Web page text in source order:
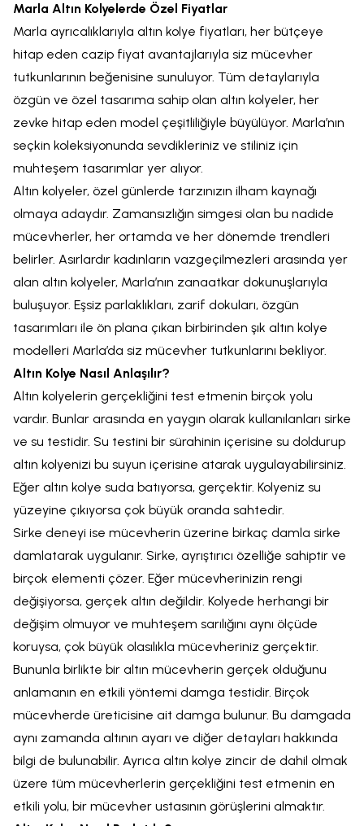
Marla Altın Kolyelerde Özel Fiyatlar
Marla ayrıcalıklarıyla altın kolye fiyatları, her bütçeye
hitap eden cazip fiyat avantajlarıyla siz mücevher
tutkunlarının beğenisine sunuluyor. Tüm detaylarıyla
özgün ve özel tasarıma sahip olan altın kolyeler, her
zevke hitap eden model çeşitliliğiyle büyülüyor. Marla’nın
seçkin koleksiyonunda sevdikleriniz ve stiliniz için
muhteşem tasarımlar yer alıyor.
Altın kolyeler, özel günlerde tarzınızın ilham kaynağı
olmaya adaydır. Zamansızlığın simgesi olan bu nadide
mücevherler, her ortamda ve her dönemde trendleri
belirler. Asırlardır kadınların vazgeçilmezleri arasında yer
alan altın kolyeler, Marla’nın zanaatkar dokunuşlarıyla
buluşuyor. Eşsiz parlaklıkları, zarif dokuları, özgün
tasarımları ile ön plana çıkan birbirinden şık altın kolye
modelleri Marla’da siz mücevher tutkunlarını bekliyor.
Altın Kolye Nasıl Anlaşılır?
Altın kolyelerin gerçekliğini test etmenin birçok yolu
vardır. Bunlar arasında en yaygın olarak kullanılanları sirke
ve su testidir. Su testini bir sürahinin içerisine su doldurup
altın kolyenizi bu suyun içerisine atarak uygulayabilirsiniz.
Eğer altın kolye suda batıyorsa, gerçektir. Kolyeniz su
yüzeyine çıkıyorsa çok büyük oranda sahtedir.
Sirke deneyi ise mücevherin üzerine birkaç damla sirke
damlatarak uygulanır. Sirke, ayrıştırıcı özelliğe sahiptir ve
birçok elementi çözer. Eğer mücevherinizin rengi
değişiyorsa, gerçek altın değildir. Kolyede herhangi bir
değişim olmuyor ve muhteşem sarılığını aynı ölçüde
koruysa, çok büyük olasılıkla mücevheriniz gerçektir.
Bununla birlikte bir altın mücevherin gerçek olduğunu
anlamanın en etkili yöntemi damga testidir. Birçok
mücevherde üreticisine ait damga bulunur. Bu damgada
aynı zamanda altının ayarı ve diğer detayları hakkında
bilgi de bulunabilir. Ayrıca altın kolye zincir de dahil olmak
üzere tüm mücevherlerin gerçekliğini test etmenin en
etkili yolu, bir mücevher ustasının görüşlerini almaktır.